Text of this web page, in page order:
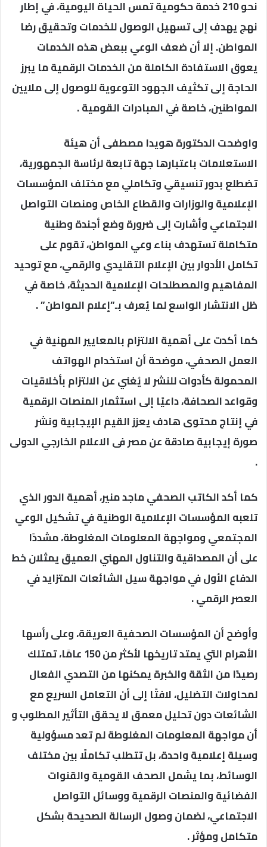
نحو 210 خدمة حكومية تمس الحياة اليومية، في إطار
نهج يهدف إلى تسهيل الوصول للخدمات وتحقيق رضا
المواطن. إلا أن ضعف الوعي ببعض هذه الخدمات
يعوق الاستفادة الكاملة من الخدمات الرقمية ما يبرز
الحاجة إلى تكثيف الجهود التوعوية للوصول إلى ملايين
المواطنين، خاصة في المبادرات القومية .
واوضحت الدكتورة هويدا مصطفى أن هيئة
الاستعلامات باعتبارها جهة تابعة لرئاسة الجمهورية،
تضطلع بدور تنسيقي وتكاملي مع مختلف المؤسسات
الإعلامية والوزارات والقطاع الخاص ومنصات التواصل
الاجتماعي وأشارت إلى ضرورة وضع أجندة وطنية
متكاملة تستهدف بناء وعي المواطن، تقوم على
تكامل الأدوار بين الإعلام التقليدي والرقمي، مع توحيد
المفاهيم والمصطلحات الإعلامية الحديثة، خاصة في
ظل الانتشار الواسع لما يُعرف بـ”إعلام المواطن” .
كما أكدت على أهمية الالتزام بالمعايير المهنية في
العمل الصحفي، موضحة أن استخدام الهواتف
المحمولة كأدوات للنشر لا يُغني عن الالتزام بأخلاقيات
وقواعد الصحافة، داعيًا إلى استثمار المنصات الرقمية
في إنتاج محتوى هادف يعزز القيم الإيجابية ونشر
صورة إيجابية صادقة عن مصر فى الاعلام الخارجي الدولى
.
كما أكد الكاتب الصحفي ماجد منير، أهمية الدور الذي
تلعبه المؤسسات الإعلامية الوطنية في تشكيل الوعي
المجتمعي ومواجهة المعلومات المغلوطة، مشددًا
على أن المصداقية والتناول المهني العميق يمثلان خط
الدفاع الأول في مواجهة سيل الشائعات المتزايد في
العصر الرقمي .
وأوضح أن المؤسسات الصحفية العريقة، وعلى رأسها
الأهرام التي يمتد تاريخها لأكثر من 150 عامًا، تمتلك
رصيدًا من الثقة والخبرة يمكنها من التصدي الفعال
لمحاولات التضليل، لافتًا إلى أن التعامل السريع مع
الشائعات دون تحليل معمق لا يحقق التأثير المطلوب و
أن مواجهة المعلومات المغلوطة لم تعد مسؤولية
وسيلة إعلامية واحدة، بل تتطلب تكاملًا بين مختلف
الوسائط، بما يشمل الصحف القومية والقنوات
الفضائية والمنصات الرقمية ووسائل التواصل
الاجتماعي، لضمان وصول الرسالة الصحيحة بشكل
متكامل ومؤثر .